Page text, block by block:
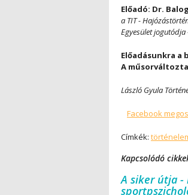
Előadó: Dr.
a TIT -
Egyesület jogutódja
Előadásunkra a
A
László Gyula
Facebook
Címkék:
Kapcsolódó
A siker útja -